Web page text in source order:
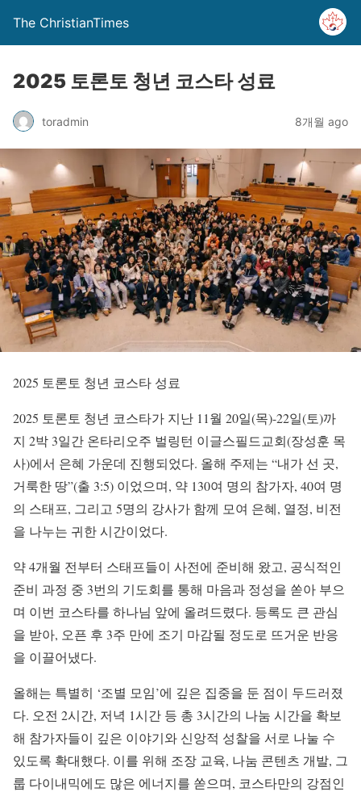
The ChristianTimes
2025 토론토 청년 코스타 성료
toradmin 8개월 ago
2025 토론토 청년 코스타 성료
2025 토론토 청년 코스타가 지난 11월 20일(목)-22일(토)까
지 2박 3일간 온타리오주 벌링턴 이글스필드교회(장성훈 목
사)에서 은혜 가운데 진행되었다. 올해 주제는 “내가 선 곳,
거룩한 땅”(출 3:5) 이었으며, 약 130여 명의 참가자, 40여 명
의 스태프, 그리고 5명의 강사가 함께 모여 은혜, 열정, 비전
을 나누는 귀한 시간이었다.
약 4개월 전부터 스태프들이 사전에 준비해 왔고, 공식적인
준비 과정 중 3번의 기도회를 통해 마음과 정성을 쏟아 부으
며 이번 코스타를 하나님 앞에 올려드렸다. 등록도 큰 관심
을 받아, 오픈 후 3주 만에 조기 마감될 정도로 뜨거운 반응
을 이끌어냈다.
올해는 특별히 ‘조별 모임’에 깊은 집중을 둔 점이 두드러졌
다. 오전 2시간, 저녁 1시간 등 총 3시간의 나눔 시간을 확보
해 참가자들이 깊은 이야기와 신앙적 성찰을 서로 나눌 수
있도록 확대했다. 이를 위해 조장 교육, 나눔 콘텐츠 개발, 그
룹 다이내믹에도 많은 에너지를 쏟으며, 코스타만의 강점인